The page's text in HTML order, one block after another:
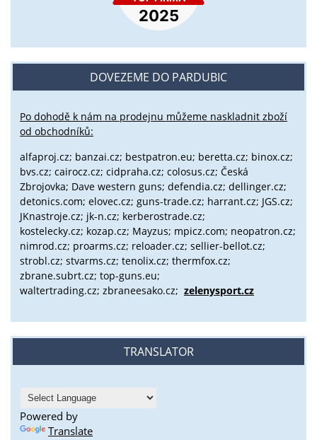
DOVEZEME DO PARDUBIC
Po dohodě k nám na prodejnu můžeme naskladnit zboží
od obchodníků:
alfaproj.cz; banzai.cz; bestpatron.eu; beretta.cz; binox.cz;
bvs.cz; cairocz.cz; cidpraha.cz; colosus.cz; Česká
Zbrojovka; Dave western guns; defendia.cz; dellinger.cz;
detonics.com; elovec.cz; guns-trade.cz; harrant.cz; JGS.cz;
JKnastroje.cz; jk-n.cz; kerberostrade.cz;
kostelecky.cz; kozap.cz; Mayzus; mpicz.com; neopatron.cz;
nimrod.cz; proarms.cz; reloader.cz; sellier-bellot.cz;
strobl.cz; stvarms.cz; tenolix.cz; thermfox.cz;
zbrane.subrt.cz; top-guns.eu;
waltertrading.cz; zbraneesako.cz; zelenysport.cz
TRANSLATOR
Powered by
Translate